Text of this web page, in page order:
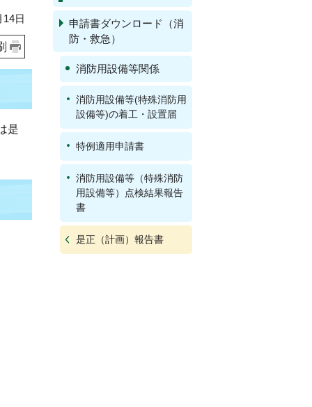
日
是
申請書ダウンロード（消
防・救急）
消防用設備等関係
消防用設備等(特殊消防用
設備等)の着工・設置届
特例適用申請書
消防用設備等（特殊消防
用設備等）点検結果報告
書
是正（計画）報告書